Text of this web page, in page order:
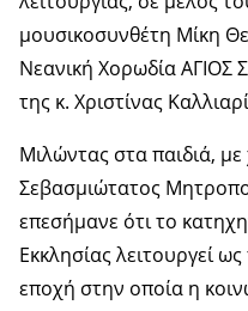
μουσικοσυνθέτη Μίκη
Νεανική Χορωδία ΑΓΙΟΣ
της κ. Χριστίνας
Μιλώντας στα παιδιά,
Σεβασμιώτατος
επεσήμανε ότι το
Εκκλησίας λειτουργεί
εποχή στην οποία η